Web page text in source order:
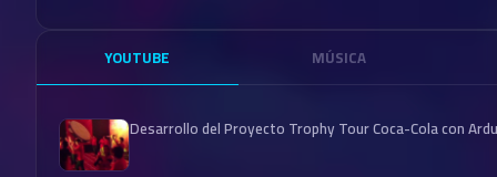
YOUTUBE MÚSICA
Desarrollo del Proyecto Trophy Tour Coca-Cola con